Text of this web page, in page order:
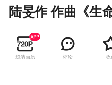
陆旻作 作曲《生
超清画质 评论 收